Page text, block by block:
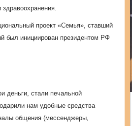
здравоохранения.
проект «Семья», ставший
был инициирован президентом РФ
деньги, стали печальной
нам удобные средства
общения (мессенджеры,